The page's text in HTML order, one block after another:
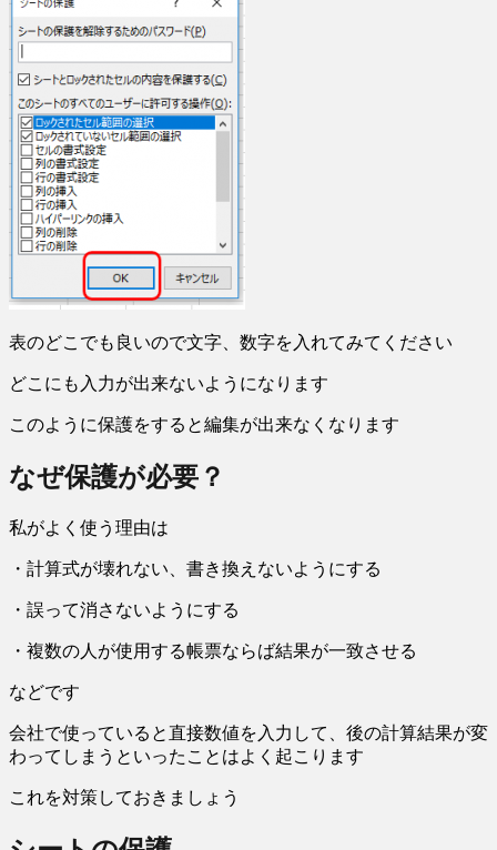
表のどこでも良いので文字、数字を入れてみてください
どこにも入力が出来ないようになります
このように保護をすると編集が出来なくなります
なぜ保護が必要？
私がよく使う理由は
・計算式が壊れない、書き換えないようにする
・誤って消さないようにする
・複数の人が使用する帳票ならば結果が一致させる
などです
会社で使っていると直接数値を入力して、後の計算結果が変
わってしまうといったことはよく起こります
これを対策しておきましょう